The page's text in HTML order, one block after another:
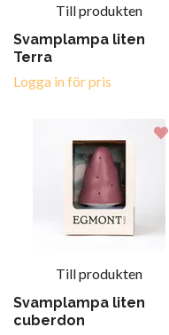
Till produkten
Svamplampa liten
Terra
Logga in för pris
Till produkten
Svamplampa liten
cuberdon